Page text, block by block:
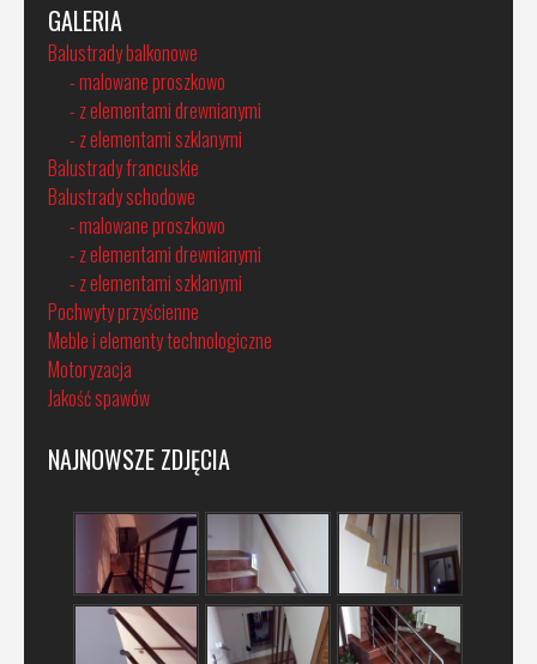
GALERIA
Balustrady balkonowe
- malowane proszkowo
- z elementami drewnianymi
- z elementami szklanymi
Balustrady francuskie
Balustrady schodowe
- malowane proszkowo
- z elementami drewnianymi
- z elementami szklanymi
Pochwyty przyścienne
Meble i elementy technologiczne
Motoryzacja
Jakość spawów
NAJNOWSZE ZDJĘCIA